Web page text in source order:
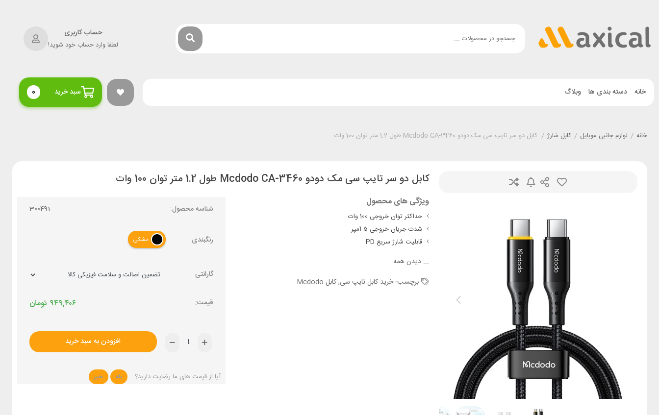
حساب کاربری
لطفا وارد حساب خود شوید!
خانه دسته بندی ها وبلاگ سبد خرید 0
خانه / لوازم جانبی موبایل / کابل شارژ / کابل دو سر تایپ سی مک دودو Mcdodo CA-3460 طول 1.2 متر توان 100 وات
کابل دو سر تایپ سی مک دودو Mcdodo CA-3460 طول 1.2 متر توان 100 وات
ویژگی های محصول
حداکثر توان خروجی 100 وات
شدت جریان خروجی 5 آمپر
قابلیت شارژ سریع PD
...دیدن همه
برچسب:خرید کابل تایپ سی,کابل Mcdodo
شناسه محصول: 300491
رنگبندی مشکی
گارانتی
تومان ۹۴۹,۴۰۶
افزودن به سبد خرید
آیا از قیمت های ما رضایت دارید؟ بله خیر